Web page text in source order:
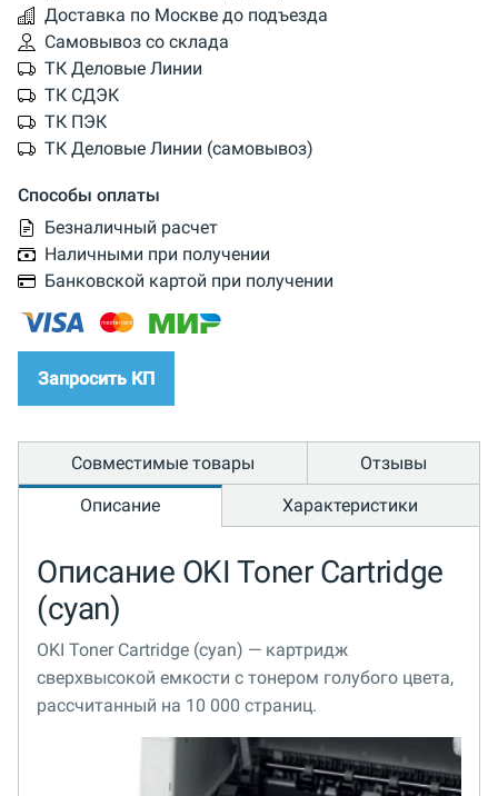
Доставка по Москве до подъезда
Самовывоз со склада
ТК Деловые Линии
ТК СДЭК
ТК ПЭК
ТК Деловые Линии (самовывоз)
Способы оплаты
Безналичный расчет
Наличными при получении
Банковской картой при получении
Запросить КП
Совместимые товары
Отзывы
Описание
Характеристики
Описание OKI Toner Cartridge
(cyan)
OKI Toner Cartridge (cyan) — картридж
сверхвысокой емкости с тонером голубого цвета,
рассчитанный на 10 000 страниц.